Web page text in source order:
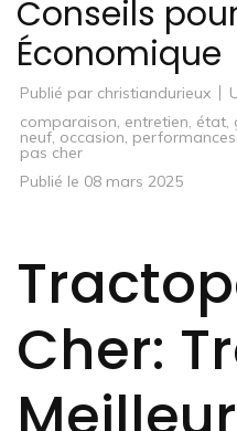
Conseils
Économique
Publié par christiandurieux
comparaison, entretien, état,
neuf, occasion, performances
pas cher
Publié le 08 mars 2025
Cher: